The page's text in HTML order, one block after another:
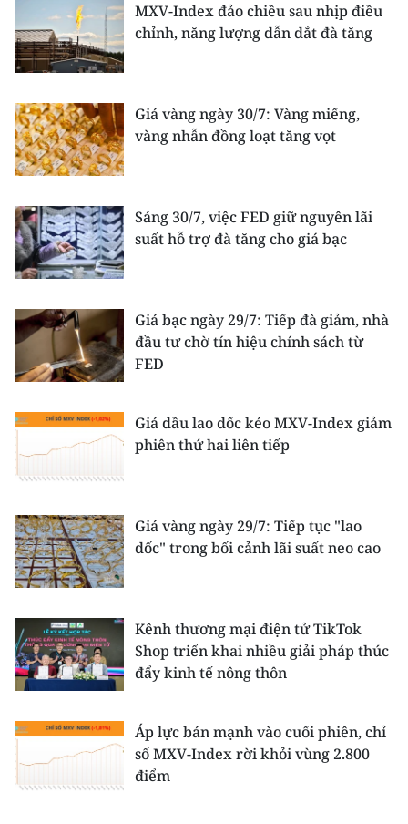
MXV-Index đảo chiều sau nhịp điều
chỉnh, năng lượng dẫn dắt đà tăng
Giá vàng ngày 30/7: Vàng miếng,
vàng nhẫn đồng loạt tăng vọt
Sáng 30/7, việc FED giữ nguyên lãi
suất hỗ trợ đà tăng cho giá bạc
Giá bạc ngày 29/7: Tiếp đà giảm, nhà
đầu tư chờ tín hiệu chính sách từ
FED
Giá dầu lao dốc kéo MXV-Index giảm
phiên thứ hai liên tiếp
Giá vàng ngày 29/7: Tiếp tục "lao
dốc" trong bối cảnh lãi suất neo cao
Kênh thương mại điện tử TikTok
Shop triển khai nhiều giải pháp thúc
đẩy kinh tế nông thôn
Áp lực bán mạnh vào cuối phiên, chỉ
số MXV-Index rời khỏi vùng 2.800
điểm